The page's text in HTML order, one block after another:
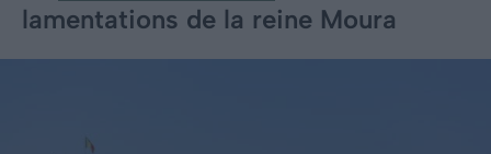
lamentations de la reine Moura